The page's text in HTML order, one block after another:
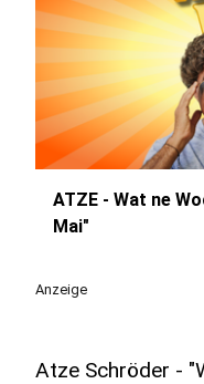
ATZE - Wat ne
Mai"
Anzeige
Atze Schröder -